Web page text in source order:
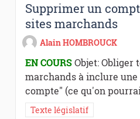
Supprimer un
sites marchands
Alain HOMBROUCK
EN COURSObjet: Obliger
marchands à inclure
compte" (ce qu'on
Texte législatif